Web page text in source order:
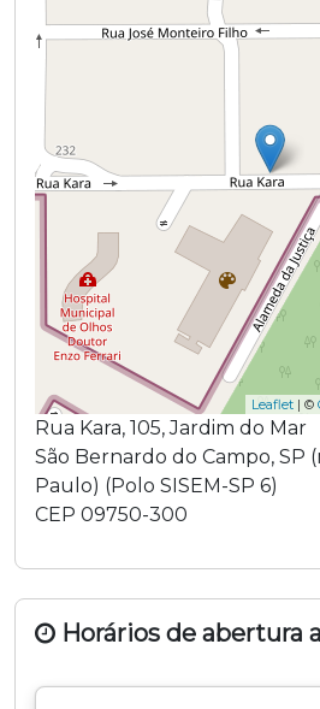
Leaflet | ©
Rua Kara, 105,Jardim do Mar
São Bernardo do Campo, SP
Paulo) (Polo SISEM-SP 6)
CEP 09750-300
Horários de abertura